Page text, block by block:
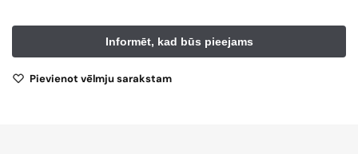
Pievienot vēlmju sarakstam